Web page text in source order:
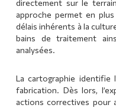
directement sur le
approche permet en
délais inhérents à la
bains de traitement
analysées.
La cartographie
fabrication. Dès lors,
actions correctives pour